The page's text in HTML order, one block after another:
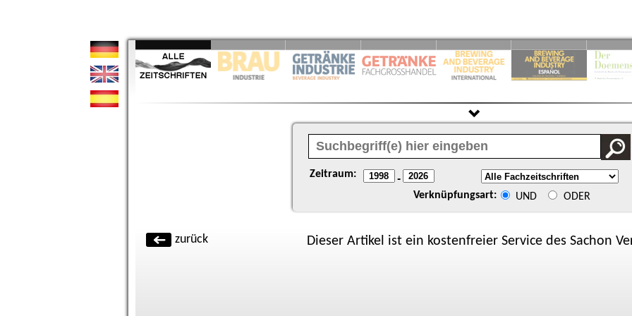
Zeitraum: -
Verknüpfungsart: UND ODER
zurück Dieser Artikel ist ein kostenfreier Service des Sachon